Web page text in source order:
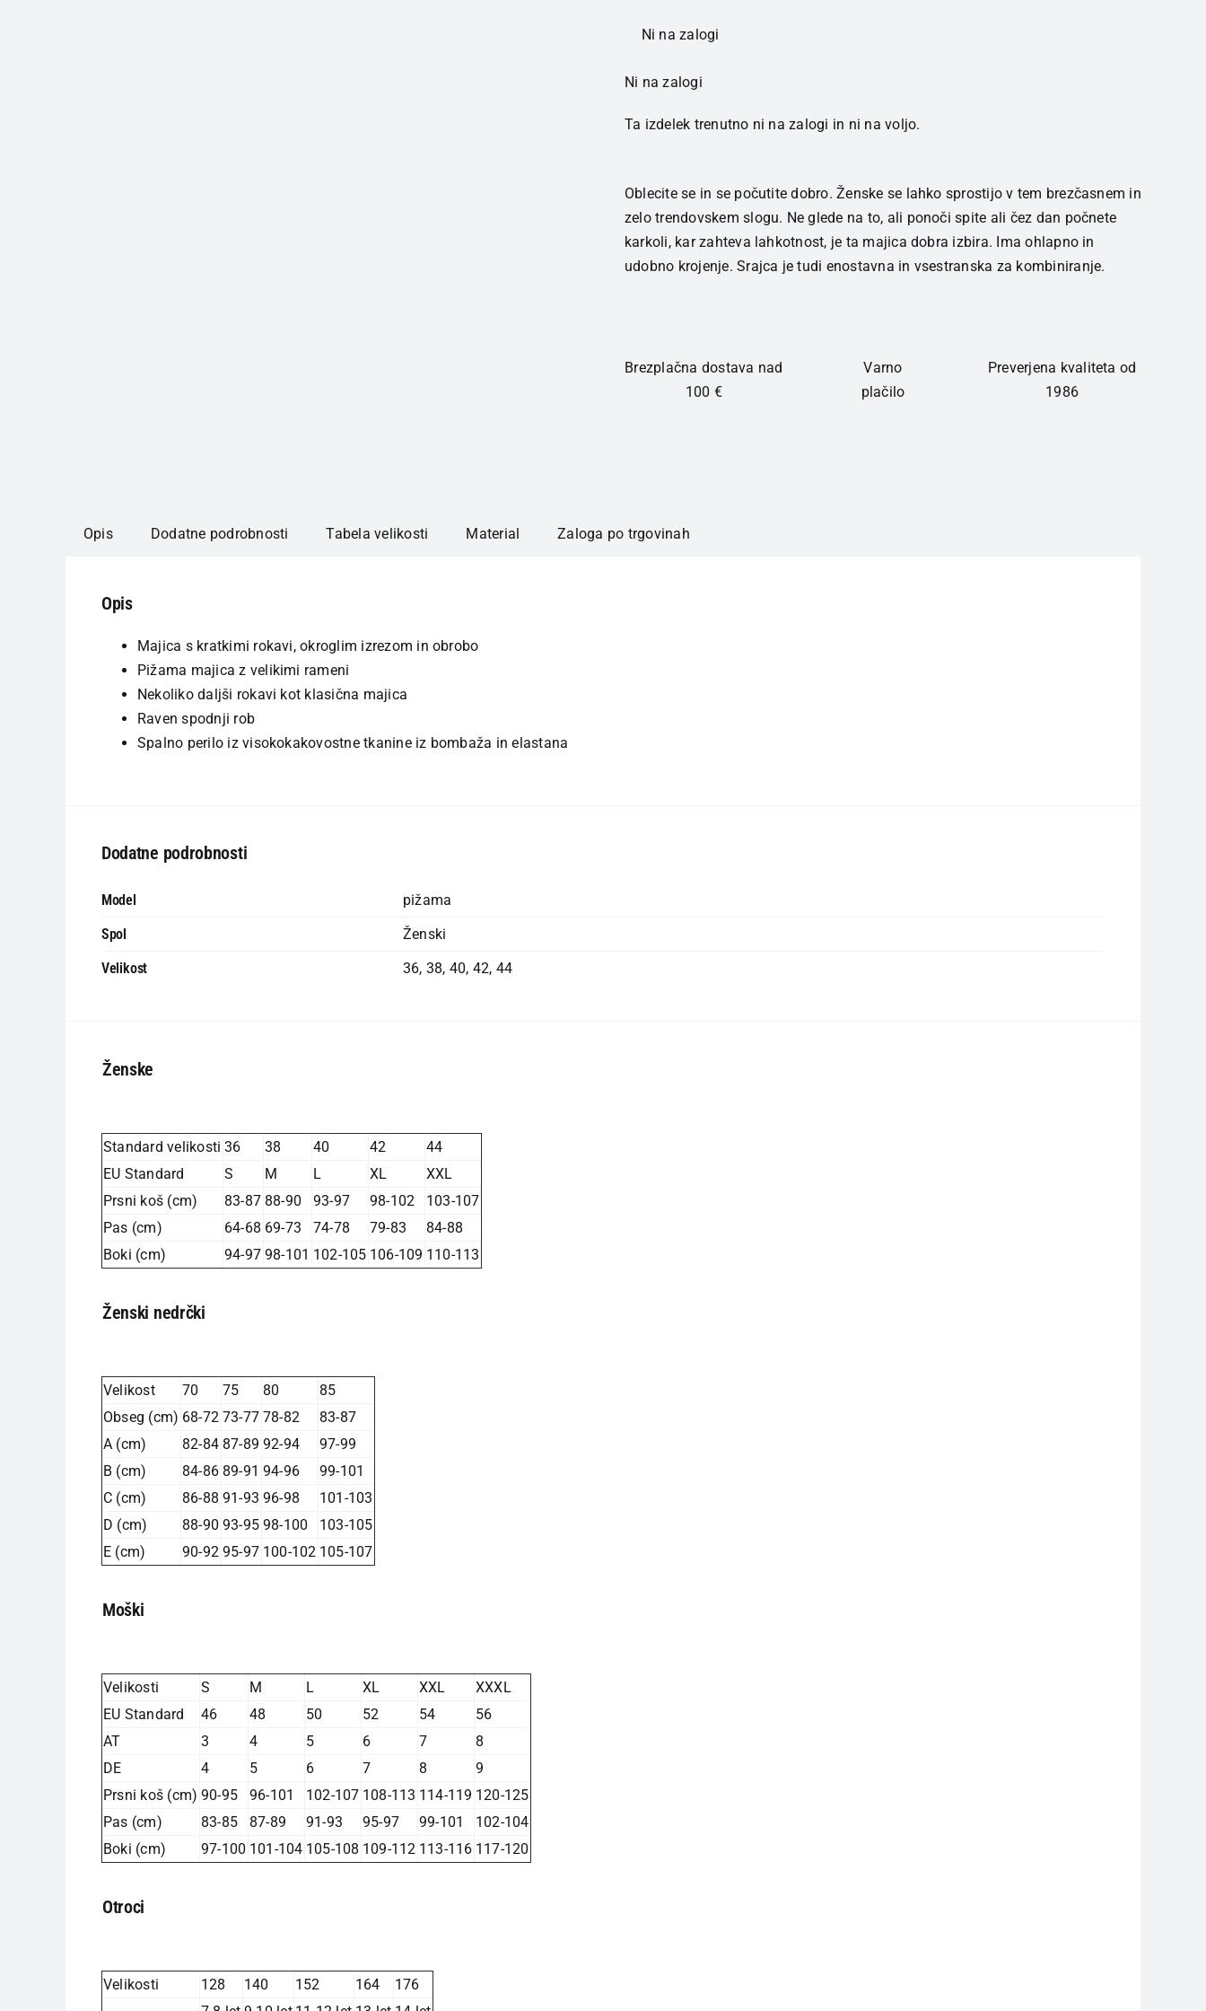
Ni na zalogi
Ni na zalogi
Ta izdelek trenutno ni na zalogi in ni na voljo.
Oblecite se in se počutite dobro. Ženske se lahko sprostijo v tem brezčasnem in
zelo trendovskem slogu. Ne glede na to, ali ponoči spite ali čez dan počnete
karkoli, kar zahteva lahkotnost, je ta majica dobra izbira. Ima ohlapno in
udobno krojenje. Srajca je tudi enostavna in vsestranska za kombiniranje.
Brezplačna dostava nad
100 €
Varno
plačilo
Preverjena kvaliteta od
1986
Opis Dodatne podrobnosti Tabela velikosti Material Zaloga po trgovinah
Opis
Majica s kratkimi rokavi, okroglim izrezom in obrobo
Pižama majica z velikimi rameni
Nekoliko daljši rokavi kot klasična majica
Raven spodnji rob
Spalno perilo iz visokokakovostne tkanine iz bombaža in elastana
Dodatne podrobnosti
Model
pižama
Spol
Ženski
Velikost
36, 38, 40, 42, 44
Ženske
Standard velikosti 36 38 40 42
44
EU Standard
S M L XL
XXL
Prsni koš (cm)
83-87 88-90 93-97 98-102
103-107
Pas (cm)
64-68 69-73 74-78 79-83
84-88
Boki (cm)
94-97 98-101 102-105 106-109 110-113
Ženski nedrčki
Velikost 70 75 80
85
Obseg (cm) 68-72 73-77 78-82
83-87
A (cm)
82-84 87-89 92-94
97-99
B (cm)
84-86 89-91 94-96
99-101
C (cm)
86-88 91-93 96-98
101-103
D (cm)
88-90 93-95 98-100
103-105
E (cm)
90-92 95-97 100-102 105-107
Moški
Velikosti S M L XL XXL
XXXL
EU Standard
46 48 50 52 54
56
AT
3 4 5 6 7
8
DE
4 5 6 7 8
9
Prsni koš (cm) 90-95 96-101 102-107 108-113 114-119 120-125
Pas (cm)
83-85 87-89 91-93 95-97 99-101
102-104
Boki (cm)
97-100 101-104 105-108 109-112 113-116 117-120
Otroci
Velikosti 128 140 152 164
176